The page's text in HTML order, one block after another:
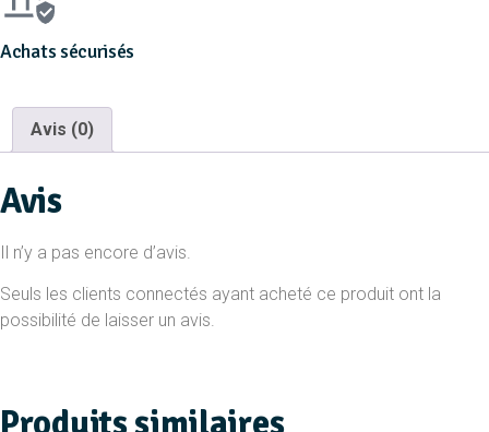
Achats sécurisés
Avis (0)
Avis
Il n’y a pas encore d’avis.
Seuls les clients connectés ayant acheté ce produit ont la
possibilité de laisser un avis.